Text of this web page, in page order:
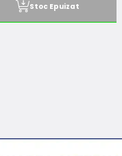
Stoc Epuizat